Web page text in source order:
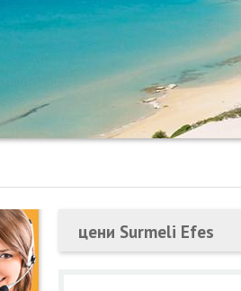
цени Surmeli Efes